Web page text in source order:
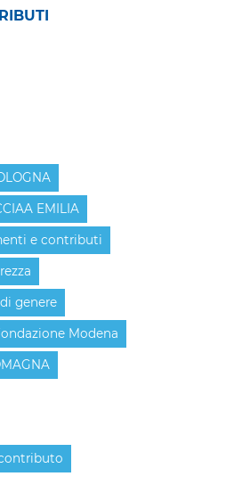
EMILIA
e contributi
genere
Modena